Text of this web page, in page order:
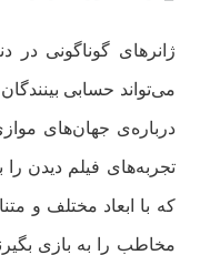
ژانرهای گوناگونی در
می‌تواند حسابی
درباره‌ی جهان‌های
تجربه‌های فیلم دیدن را
که با ابعاد مختلف و
مخاطب را به بازی